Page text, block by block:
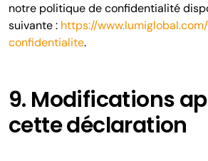
notre politique de confidentialité
suivante : https://
confidentialite.
9. Modifications
cette déclaration